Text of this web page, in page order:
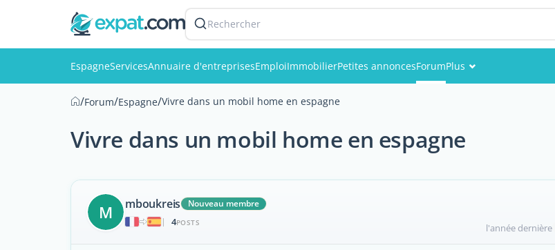
Rechercher
EspagneServicesAnnuaire d'entreprisesEmploiImmobilierPetites annoncesForumPlus
/Forum/Espagne/Vivre dans un mobil home en espagne
Vivre dans un mobil home en espagne
M mboukreis
Nouveau membre
|
4POSTS l'année dernière